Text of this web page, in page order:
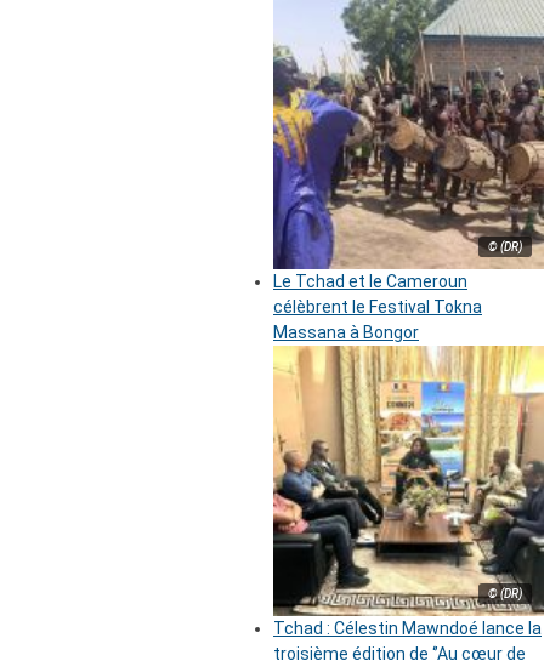
© (DR)
Le Tchad et le Cameroun
célèbrent le Festival Tokna
Massana à Bongor
© (DR)
Tchad : Célestin Mawndoé lance la
troisième édition de ‘’Au cœur de